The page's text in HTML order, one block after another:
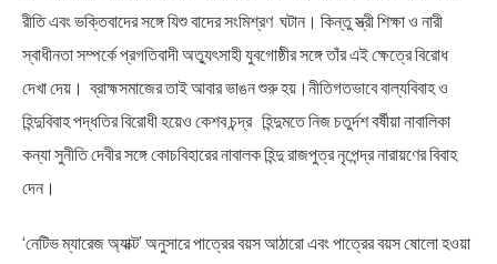
রীতি এবং ভক্তিবাদের সঙ্গে যিশু বাদের সংমিশ্রণ ঘটান। কিন্তু স্ত্রী শিক্ষা ও নারী
স্বাধীনতা সম্পর্কে প্রগতিবাদী অত্যুৎসাহী যুবগোষ্ঠীর সঙ্গে তাঁর এই ক্ষেত্রে বিরোধ
দেখা দেয়। ব্রাহ্মসমাজের তাই আবার ভাঙন শুরু হয়।নীতিগতভাবে বাল্যবিবাহ ও
হিন্দুবিবাহ পদ্ধতির বিরোধী হয়েও কেশব চন্দ্র হিন্দুমতে নিজ চতুর্দশ বর্ষীয়া নাবালিকা
কন্যা সুনীতি দেবীর সঙ্গে কোচবিহারের নাবালক হিন্দু রাজপুত্র নৃপেন্দ্র নারায়ণের বিবাহ
দেন।
‘নেটিভ ম্যারেজ অ্যাক্ট’ অনুসারে পাত্রের বয়স আঠারো এবং পাত্রের বয়স ষোলো হওয়া